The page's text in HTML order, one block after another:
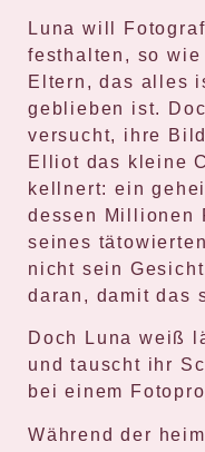
Luna will
festhalten, so
Eltern, das alles
geblieben ist.
versucht, ihre
Elliot das kleine
kellnert: ein
dessen Millionen
seines
nicht sein
daran, damit das
Doch Luna weiß
und tauscht ihr
bei einem
Während der